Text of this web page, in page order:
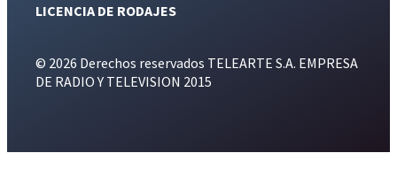
LICENCIA DE RODAJES
© 2026 Derechos reservados TELEARTE S.A. EMPRESA
DE RADIO Y TELEVISION 2015